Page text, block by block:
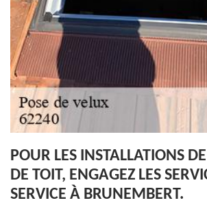
POUR LES INSTALLATIONS
DE TOIT, ENGAGEZ LES
SERVICE À BRUNEMBERT.